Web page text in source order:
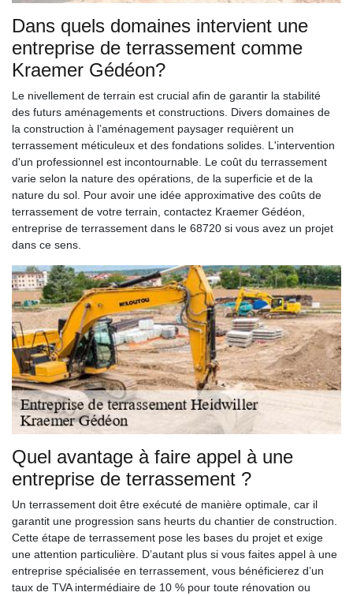
Dans quels domaines intervient une
entreprise de terrassement comme
Kraemer Gédéon?
Le nivellement de terrain est crucial afin de garantir la stabilité
des futurs aménagements et constructions. Divers domaines de
la construction à l’aménagement paysager requièrent un
terrassement méticuleux et des fondations solides. L'intervention
d'un professionnel est incontournable. Le coût du terrassement
varie selon la nature des opérations, de la superficie et de la
nature du sol. Pour avoir une idée approximative des coûts de
terrassement de votre terrain, contactez Kraemer Gédéon,
entreprise de terrassement dans le 68720 si vous avez un projet
dans ce sens.
Quel avantage à faire appel à une
entreprise de terrassement ?
Un terrassement doit être exécuté de manière optimale, car il
garantit une progression sans heurts du chantier de construction.
Cette étape de terrassement pose les bases du projet et exige
une attention particulière. D’autant plus si vous faites appel à une
entreprise spécialisée en terrassement, vous bénéficierez d’un
taux de TVA intermédiaire de 10 % pour toute rénovation ou